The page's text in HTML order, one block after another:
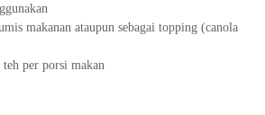
makanan ataupun sebagai topping (canola
per porsi makan